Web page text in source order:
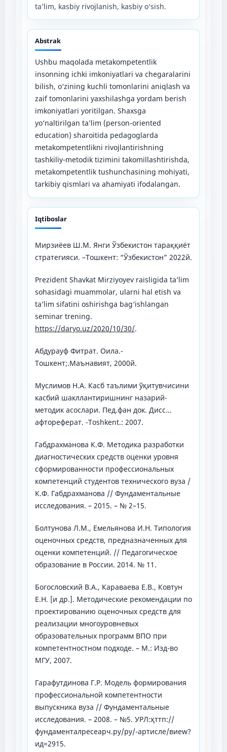
ta’lim, kasbiy rivojlanish, kasbiy o‘sish.
Abstrak
Ushbu maqolada metakompetentlik
insonning ichki imkoniyatlari va chegaralarini
bilish, o‘zining kuchli tomonlarini aniqlash va
zaif tomonlarini yaxshilashga yordam berish
imkoniyatlari yoritilgan. Shaxsga
yo‘naltirilgan ta’lim (person-oriented
education) sharoitida pedagoglarda
metakompetentlikni rivojlantirishning
tashkiliy-metodik tizimini takomillashtirishda,
metakompetentlik tushunchasining mohiyati,
tarkibiy qismlari va ahamiyati ifodalangan.
Iqtiboslar
Мирзиёев Ш.М. Янги Ўзбекистон тараққиёт
стратегияси. –Тошкент: “Ўзбекистон” 2022й.
Prezident Shavkat Mirziyoyev raisligida ta’lim
sohasidagi muammolar, ularni hal etish va
ta’lim sifatini oshirishga bag‘ishlangan
seminar trening.
https://daryo.uz/2020/10/30/.
Абдурауф Фитрат. Оила.-
Тошкент;.Маънавият, 2000й.
Муслимов Н.А. Касб таълими ўқитувчисини
касбий шакллантиришнинг назарий-
методик асослари. Пед.фан док. Дисс...
афтореферат. -Тoshkent.: 2007.
Габдрахманова К.Ф. Методика разработки
диагностических средств оценки уровня
сформированности профессиональных
компетенций студентов технического вуза /
К.Ф. Габдрахманова // Фундаментальные
исследования. – 2015. – № 2–15.
Болтунова Л.М., Емельянова И.Н. Типология
оценочных средств, предназначенных для
оценки компетенций. // Педагогическое
образование в России. 2014. № 11.
Богословский В.А., Караваева Е.В., Ковтун
Е.Н. [и др.]. Методические рекомендации по
проектированию оценочных средств для
реализации многоуровневых
образовательных программ ВПО при
компетентностном подходе. – М.: Изд-во
МГУ, 2007.
Гарафутдинова Г.Р. Модель формирования
профессиональной компетентности
выпускника вуза // Фундаментальные
исследования. – 2008. – №5. УРЛ:ҳттп://
фундаменталресеарч.ру/ру/-артиcле/виеw?
ид=2915.